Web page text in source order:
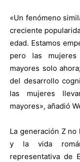
«Un fenómeno
creciente
edad. Estamos
pero las
mayores solo
del desarrollo
las mujeres
mayores», añadió
La generación Z
y la vida
representativa de